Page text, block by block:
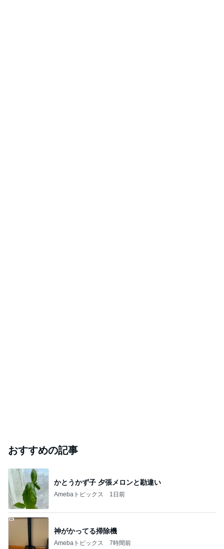
おすすめの記事
かとうかず子 夕張メロンと勘違い
Amebaトピックス 1日前
神がかってる掃除機
Amebaトピックス 7時間前